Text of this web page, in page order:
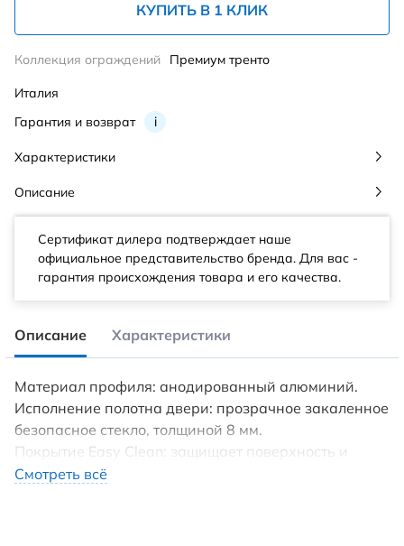
КУПИТЬ В 1 КЛИК
Гарантия и возврат i
Коллекция ограждений Премиум тренто
Италия
Характеристики
Описание
Сертификат дилера подтверждает наше
официальное представительство бренда. Для вас -
гарантия происхождения товара и его качества.
Описание Характеристики
Материал профиля: анодированный алюминий.
Исполнение полотна двери: прозрачное закаленное
безопасное стекло, толщиной 8 мм.
Покрытие Easy Clean: защищает поверхность и
избавляет от известкового налета.
Смотреть всё